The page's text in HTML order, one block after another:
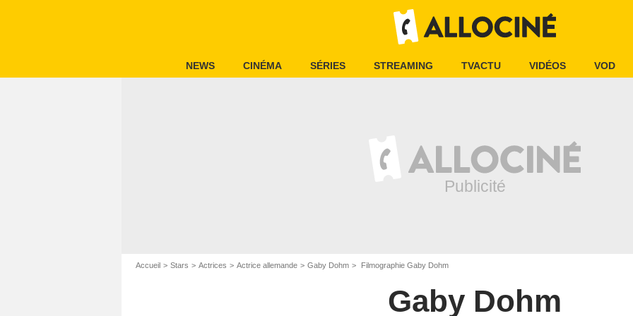
NEWS CINÉMA SÉRIES STREAMING TVACTU VIDÉOS VOD
Accueil Stars Actrices Actrice allemande Gaby Dohm Filmographie Gaby Dohm
Gaby Dohm